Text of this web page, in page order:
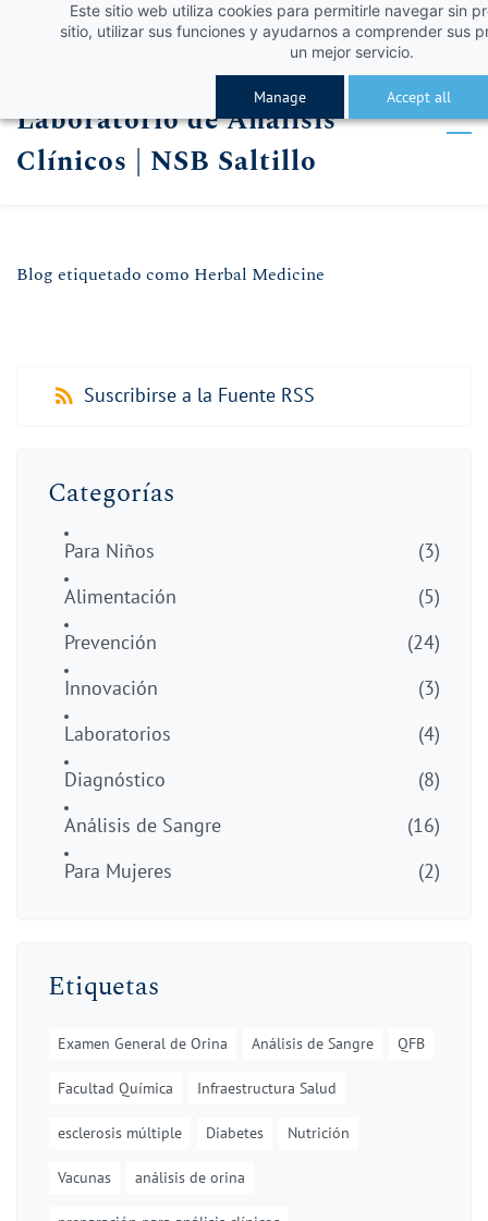
Este sitio web utiliza cookies para permitirle navegar sin
sitio, utilizar sus funciones y ayudarnos a comprender sus
un mejor servicio.
Manage Accept all
content
Iniciar sesión
Registro
Laboratorio de Análisis
Clínicos | NSB Saltillo
Blog etiquetado como Herbal Medicine
Suscribirse a la Fuente RSS
Categorías
Para Niños
(3)
Alimentación
(5)
Prevención
(24)
Innovación
(3)
Laboratorios
(4)
Diagnóstico
(8)
Análisis de Sangre
(16)
Para Mujeres
(2)
Etiquetas
Examen General de Orina Análisis de Sangre QFB
Facultad Química Infraestructura Salud
esclerosis múltiple Diabetes Nutrición
Vacunas análisis de orina
¡Obtén un 10% de descuento con el código